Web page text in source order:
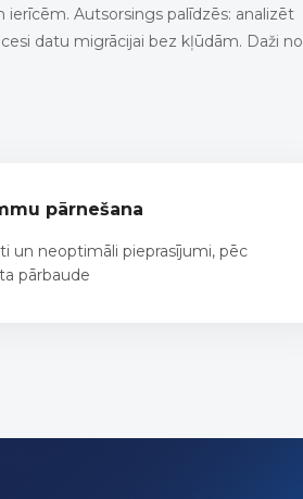
Autsorsings palīdzēs: analizēt
datu migrācijai bez kļūdām. Daži no
pārnešana
un neoptimāli pieprasījumi, pēc
pārbaude